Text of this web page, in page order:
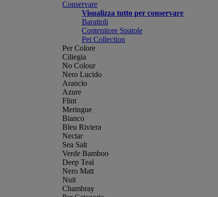
Conservare
Visualizza tutto per conservare
Barattoli
Contenitore Spatole
Pet Collection
Per Colore
Ciliegia
No Colour
Nero Lucido
Arancio
Azure
Flint
Meringue
Bianco
Bleu Riviera
Nectar
Sea Salt
Verde Bamboo
Deep Teal
Nero Matt
Nuit
Chambray